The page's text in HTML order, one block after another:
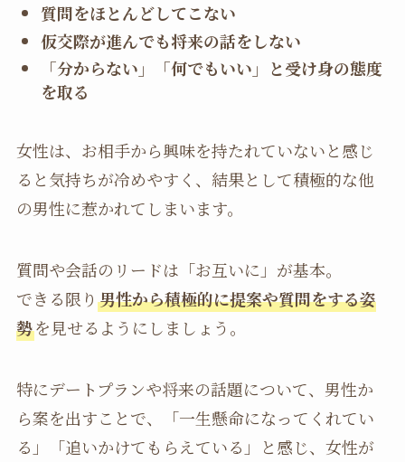
質問をほとんどしてこない
仮交際が進んでも将来の話をしない
「分からない」「何でもいい」と受け身の態度
を取る
女性は、お相手から興味を持たれていないと感じ
ると気持ちが冷めやすく、結果として積極的な他
の男性に惹かれてしまいます。
質問や会話のリードは「お互いに」が基本。
できる限り 男性から積極的に提案や質問をする姿
勢を見せるようにしましょう。
特にデートプランや将来の話題について、男性か
ら案を出すことで、「一生懸命になってくれてい
る」「追いかけてもらえている」と感じ、女性が